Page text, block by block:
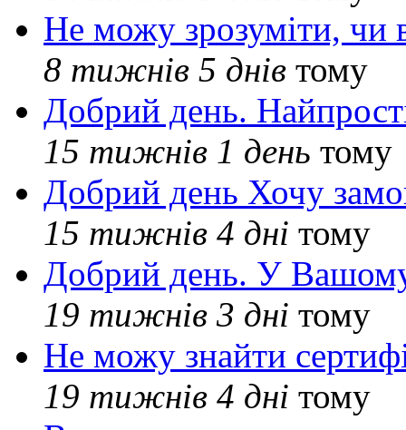
Не можу зрозуміти, чи
8 тижнів 5 днів тому
Добрий день.
15 тижнів 1 день тому
Добрий день Хочу
15 тижнів 4 дні тому
Добрий день. У Вашому
19 тижнів 3 дні тому
Не можу знайти
19 тижнів 4 дні тому